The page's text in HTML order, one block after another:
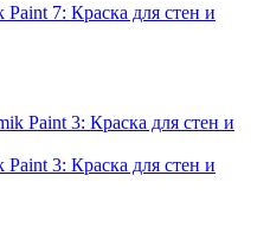
7: Краска для стен и
3: Краска для стен и